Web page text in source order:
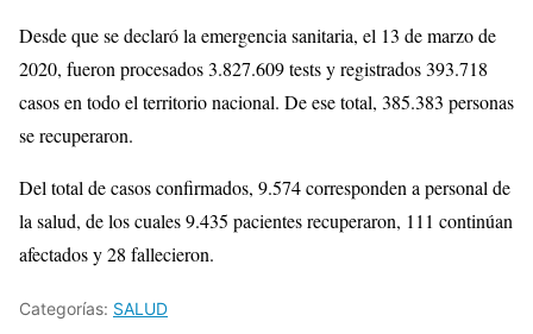
Desde que se declaró la emergencia sanitaria, el 13 de marzo de
2020, fueron procesados 3.827.609 tests y registrados 393.718
casos en todo el territorio nacional. De ese total, 385.383 personas
se recuperaron.
Del total de casos confirmados, 9.574 corresponden a personal de
la salud, de los cuales 9.435 pacientes recuperaron, 111 continúan
afectados y 28 fallecieron.
Categorías: SALUD